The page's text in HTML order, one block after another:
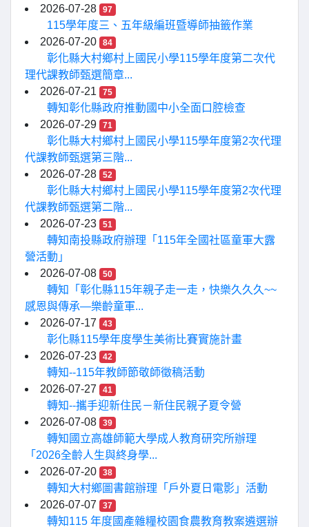
2026-07-28
97
115學年度三、五年級編班暨導師抽籤作業
2026-07-20
84
彰化縣大村鄉村上國民小學115學年度第二次代
理代課教師甄選簡章...
2026-07-21
75
轉知彰化縣政府推動國中小全面口腔檢查
2026-07-29
71
彰化縣大村鄉村上國民小學115學年度第2次代理
代課教師甄選第三階...
2026-07-28
52
彰化縣大村鄉村上國民小學115學年度第2次代理
代課教師甄選第二階...
2026-07-23
51
轉知南投縣政府辦理「115年全國社區童軍大露
營活動」
2026-07-08
50
轉知「彰化縣115年親子走一走，快樂久久久~~
感恩與傳承—樂齡童軍...
2026-07-17
43
彰化縣115學年度學生美術比賽實施計畫
2026-07-23
42
轉知--115年教師節敬師徵稿活動
2026-07-27
41
轉知--攜手迎新住民－新住民親子夏令營
2026-07-08
39
轉知國立高雄師範大學成人教育研究所辦理
「2026全齡人生與終身學...
2026-07-20
38
轉知大村鄉圖書館辦理「戶外夏日電影」活動
2026-07-07
37
轉知115 年度國產雜糧校園食農教育教案遴選辦